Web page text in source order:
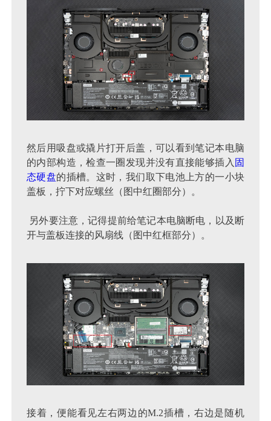
然后用吸盘或撬片打开后盖，可以看到笔记本电脑
的内部构造，检查一圈发现并没有直接能够插入 固
态硬盘的插槽。这时，我们取下电池上方的一小块
盖板，拧下对应螺丝（图中红圈部分）。
另外要注意，记得提前给笔记本电脑断电，以及断
开与盖板连接的风扇线（图中红框部分）。
接着，便能看见左右两边的M.2插槽，右边是随机